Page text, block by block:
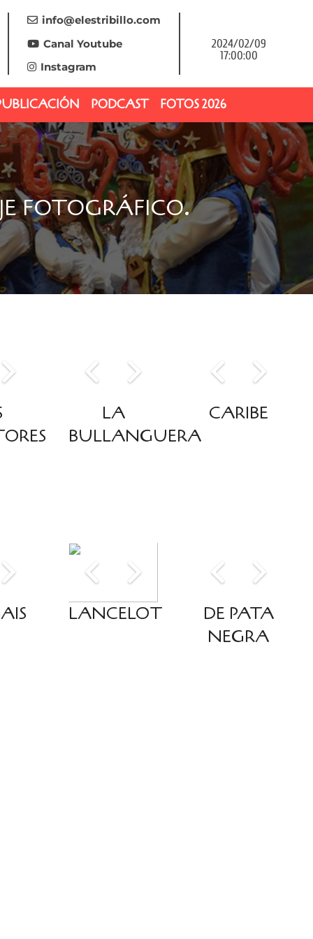
info@elestribillo.com
Canal Youtube
Instagram
2024/02/09
17:00:00
PODCAST FOTOS 2026
FOTOGRÁFICO.
LA
BULLANGUERA
CARIBE
LANCELOT
DE PATA
NEGRA